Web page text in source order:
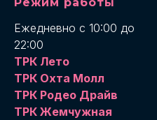
Режим работы
Ежедневно с 10:00 до
22:00
ТРК Лето
ТРК Охта Молл
ТРК Родео Драйв
ТРК Жемчужная